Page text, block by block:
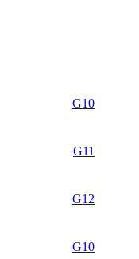
G10
G11
G12
G10